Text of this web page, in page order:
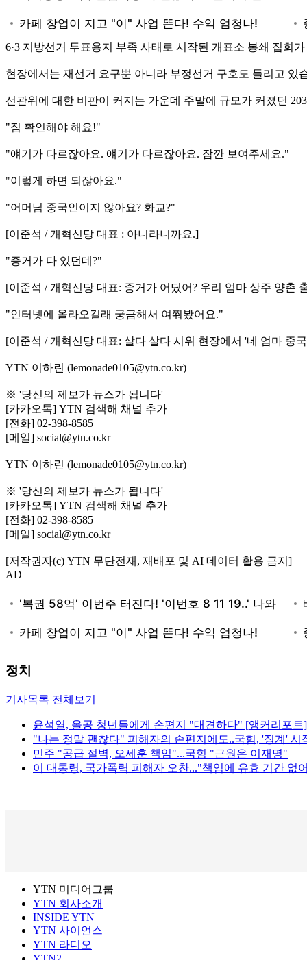
6·3 지방선거 투표용지 부족 사태로 시작된 개표소 봉쇄 집회
현장에서는 재선거 요구뿐 아니라 부정선거 구호도 들리고 있
선관위에 대한 비판이 커지는 가운데 주말에 규모가 커졌던
"짐 확인해야 해요!"
"얘기가 다르잖아요. 얘기가 다르잖아요. 잠깐 보여주세요."
"이렇게 하면 되잖아요."
"어머님 중국인이지 않아요? 화교?"
[이준석 / 개혁신당 대표 : 아니라니까요.]
"증거가 다 있던데?"
[이준석 / 개혁신당 대표: 증거가 어딨어? 우리 엄마 상주 양촌
"인터넷에 올라오길래 궁금해서 여쭤봤어요."
[이준석 / 개혁신당 대표: 살다 살다 시위 현장에서 '네 엄마 중
YTN 이하린 (lemonade0105@ytn.co.kr)
※ '당신의 제보가 뉴스가 됩니다'
[카카오톡] YTN 검색해 채널 추가
[전화] 02-398-8585
[메일] social@ytn.co.kr
YTN 이하린 (lemonade0105@ytn.co.kr)
※ '당신의 제보가 뉴스가 됩니다'
[카카오톡] YTN 검색해 채널 추가
[전화] 02-398-8585
[메일] social@ytn.co.kr
[저작권자(c) YTN 무단전재, 재배포 및 AI 데이터 활용 금지]
AD
정치
기사목록 전체보기
윤석열, 올공 청년들에게 손편지 "대견하다" [앵커리포트]
"나는 정말 괜찮다" 피해자의 손편지에도..국힘, '징계' 시
민주 "공급 절벽, 오세훈 책임"...국힘 "근원은 이재명"
이 대통령, 국가폭력 피해자 오찬..."책임에 유효 기간 없
YTN 미디어그룹
YTN 회사소개
INSIDE YTN
YTN 사이언스
YTN 라디오